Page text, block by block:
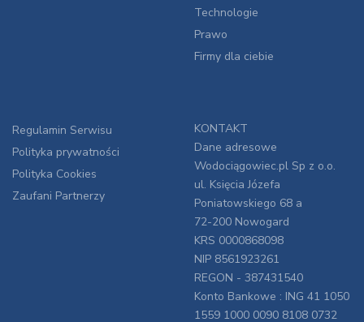
Technologie
Prawo
Firmy dla ciebie
Regulamin Serwisu
Polityka prywatności
Polityka Cookies
Zaufani Partnerzy
KONTAKT
Dane adresowe
Wodociągowiec.pl Sp z o.o.
ul. Księcia Józefa
Poniatowskiego 68 a
72-200 Nowogard
KRS 0000868098
NIP 8561923261
REGON - 387431540
Konto Bankowe : ING 41 1050
1559 1000 0090 8108 0732